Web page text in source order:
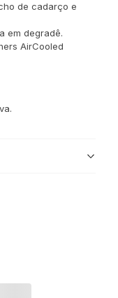
de cadarço e
em degradê.
AirCooled